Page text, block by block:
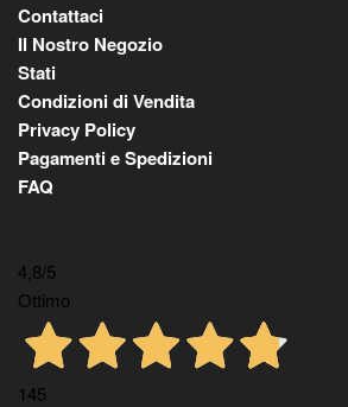
Contattaci
Il Nostro Negozio
Stati
Condizioni di Vendita
Privacy Policy
Pagamenti e Spedizioni
FAQ
4,8/5
Ottimo
145